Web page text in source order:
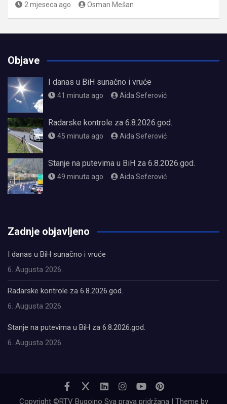
2 mjeseca ago Osman Mešan
Objave
I danas u BiH sunačno i vruće
41 minuta ago Aida Seferović
Radarske kontrole za 6.8.2026.god.
45 minuta ago Aida Seferović
Stanje na putevima u BiH za 6.8.2026.god.
49 minuta ago Aida Seferović
Zadnje objavljeno
I danas u BiH sunačno i vruće
6. Augusta 2026.
Radarske kontrole za 6.8.2026.god.
6. Augusta 2026.
Stanje na putevima u BiH za 6.8.2026.god.
6. Augusta 2026.
Copyright ©RTV Bugojno Sva prava pridržana | Theme by